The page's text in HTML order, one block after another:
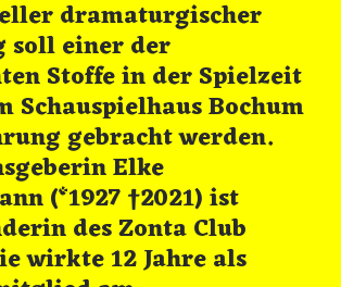
dramaturgischer
soll einer der
Stoffe in der Spielzeit
Schauspielhaus Bochum
gebracht werden.
Elke
(*1927 †2021) ist
des Zonta Club
wirkte 12 Jahre als